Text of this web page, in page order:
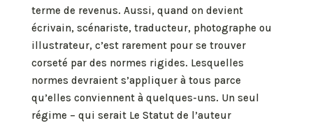
terme de revenus. Aussi, quand on devient
écrivain, scénariste, traducteur, photographe ou
illustrateur, c’est rarement pour se trouver
corseté par des normes rigides. Lesquelles
normes devraient s’appliquer à tous parce
qu’elles conviennent à quelques-uns. Un seul
régime – qui serait Le Statut de l’auteur